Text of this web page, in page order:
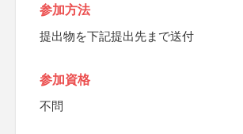
参加方法
提出物を下記提出先まで送付
参加資格
不問